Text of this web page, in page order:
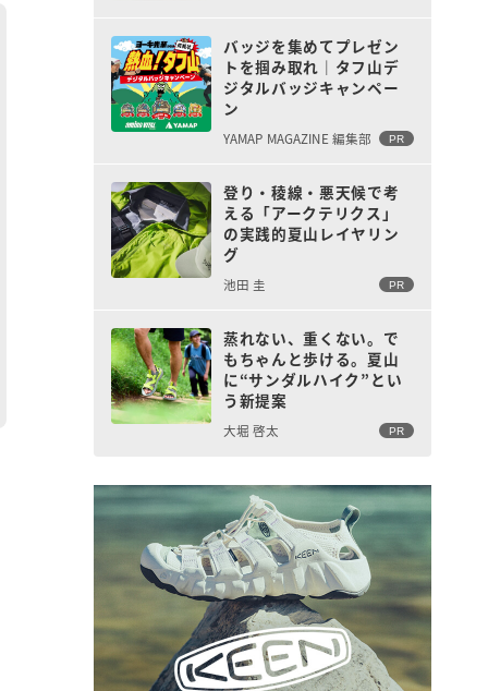
バッジを集めてプレゼン
トを掴み取れ｜タフ山デ
ジタルバッジキャンペー
ン
YAMAP MAGAZINE 編集部 PR
登り・稜線・悪天候で考
える「アークテリクス」
の実践的夏山レイヤリン
グ
池田 圭 PR
蒸れない、重くない。で
もちゃんと歩ける。夏山
に“サンダルハイク”とい
う新提案
大堀 啓太 PR